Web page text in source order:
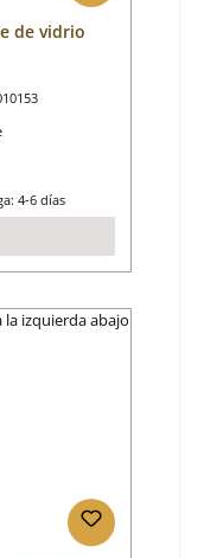
de vidrio
4-6 días